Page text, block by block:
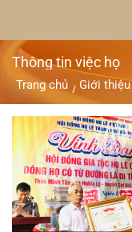
nội
dungThông tin việc họ
Trang chủ/ Giới thiệu